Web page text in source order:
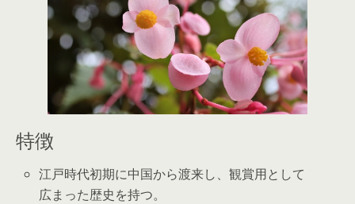
特徴
江戸時代初期に中国から渡来し、観賞用として
広まった歴史を持つ。